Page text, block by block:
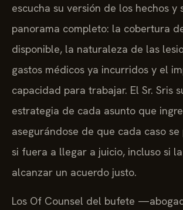
escucha su versión de los hechos y
panorama completo: la cobertura
disponible, la naturaleza de las
gastos médicos ya incurridos y el
capacidad para trabajar. El Sr. Sris
estrategia de cada asunto que
asegurándose de que cada caso
si fuera a llegar a juicio, incluso si
alcanzar un acuerdo justo.
Los Of Counsel del bufete